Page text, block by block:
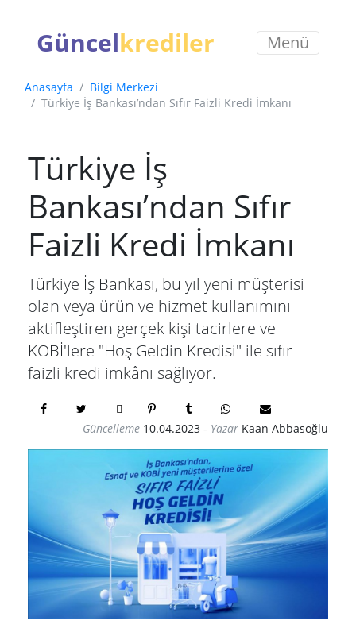
Güncelkrediler Menü
Anasayfa
Bilgi Merkezi
Türkiye İş Bankası’ndan Sıfır Faizli Kredi İmkanı
Türkiye İş
Bankası’ndan Sıfır
Faizli Kredi İmkanı
Türkiye İş Bankası, bu yıl yeni müşterisi
olan veya ürün ve hizmet kullanımını
aktifleştiren gerçek kişi tacirlere ve
KOBİ'lere "Hoş Geldin Kredisi" ile sıfır
faizli kredi imkânı sağlıyor.
Güncelleme 10.04.2023 - Yazar Kaan Abbasoğlu